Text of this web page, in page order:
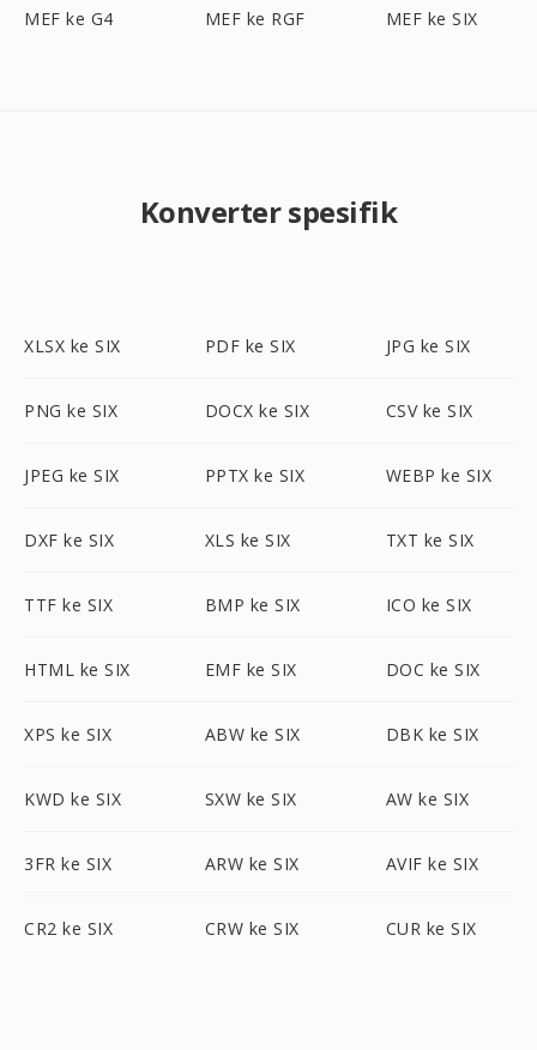
MEF ke G4 MEF ke RGF MEF ke SIX
Konverter spesifik
XLSX ke SIX PDF ke SIX JPG ke SIX
PNG ke SIX DOCX ke SIX CSV ke SIX
JPEG ke SIX PPTX ke SIX WEBP ke SIX
DXF ke SIX XLS ke SIX TXT ke SIX
TTF ke SIX BMP ke SIX ICO ke SIX
HTML ke SIX EMF ke SIX DOC ke SIX
XPS ke SIX ABW ke SIX DBK ke SIX
KWD ke SIX SXW ke SIX AW ke SIX
3FR ke SIX ARW ke SIX AVIF ke SIX
CR2 ke SIX CRW ke SIX CUR ke SIX